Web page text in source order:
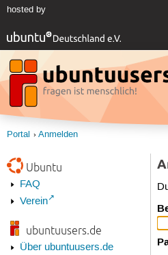
hosted by
Portal Anmelden
Ubuntu
FAQ
Verein
ubuntuusers.de
Über ubuntuusers.de